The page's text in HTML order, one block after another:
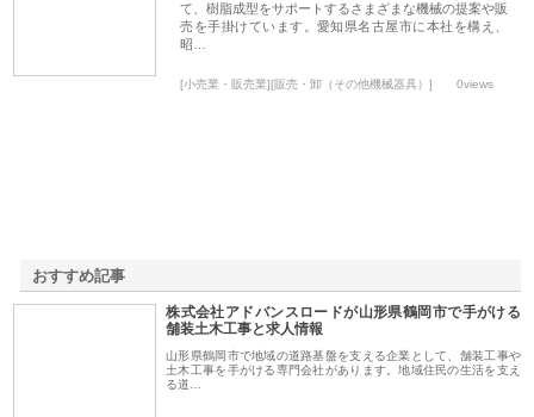
て、樹脂成型をサポートするさまざまな機械の提案や販
売を手掛けています。愛知県名古屋市に本社を構え、
昭…
[小売業・販売業][販売・卸（その他機械器具）] 0views
おすすめ記事
株式会社アドバンスロードが山形県鶴岡市で手がける
舗装土木工事と求人情報
山形県鶴岡市で地域の道路基盤を支える企業として、舗装工事や
土木工事を手がける専門会社があります。地域住民の生活を支え
る道…